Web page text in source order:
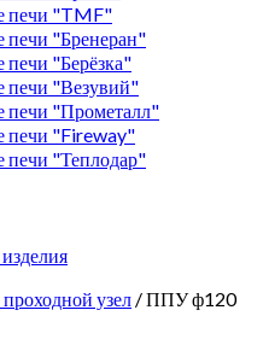
печи "TMF"
печи "Бренеран"
"Берёзка"
печи "Везувий"
печи "Прометалл"
печи "Fireway"
печи "Теплодар"
узел / ППУ ф120